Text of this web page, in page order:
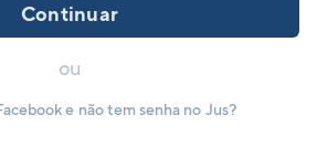
Continuar
ou
e não tem senha no Jus?